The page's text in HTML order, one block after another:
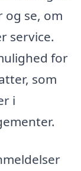
og se, om
service.
for
som
i